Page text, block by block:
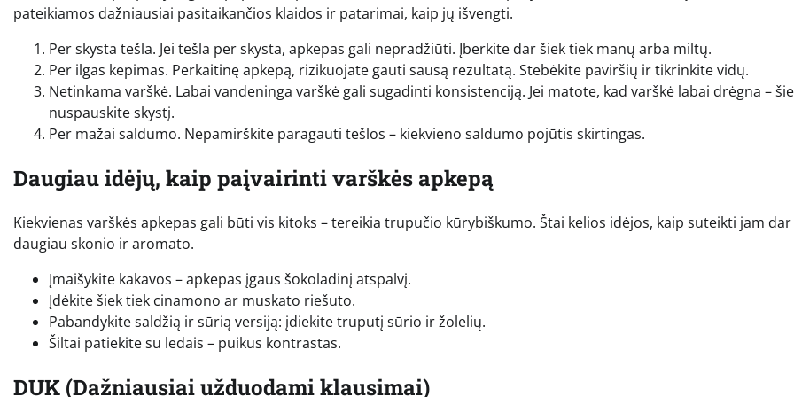
pateikiamos dažniausiai pasitaikančios klaidos ir patarimai, kaip jų išvengti.
Per skysta tešla. Jei tešla per skysta, apkepas gali nepradžiūti. Įberkite dar šiek tiek manų arba miltų.
Per ilgas kepimas. Perkaitinę apkepą, rizikuojate gauti sausą rezultatą. Stebėkite paviršių ir tikrinkite vidų.
Netinkama varškė. Labai vandeninga varškė gali sugadinti konsistenciją. Jei matote, kad varškė labai drėgna –
nuspauskite skystį.
Per mažai saldumo. Nepamirškite paragauti tešlos – kiekvieno saldumo pojūtis skirtingas.
Daugiau idėjų, kaip paįvairinti varškės apkepą
Kiekvienas varškės apkepas gali būti vis kitoks – tereikia trupučio kūrybiškumo. Štai kelios idėjos, kaip suteikti jam dar
daugiau skonio ir aromato.
Įmaišykite kakavos – apkepas įgaus šokoladinį atspalvį.
Įdėkite šiek tiek cinamono ar muskato riešuto.
Pabandykite saldžią ir sūrią versiją: įdiekite truputį sūrio ir žolelių.
Šiltai patiekite su ledais – puikus kontrastas.
DUK (Dažniausiai užduodami klausimai)